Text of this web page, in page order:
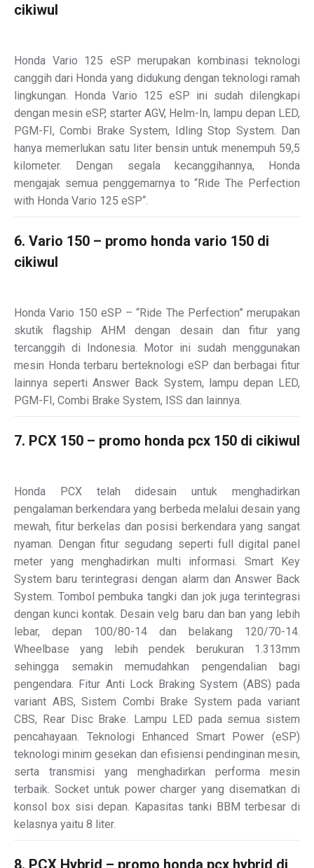
cikiwul
Honda Vario 125 eSP merupakan kombinasi teknologi
canggih dari Honda yang didukung dengan teknologi ramah
lingkungan. Honda Vario 125 eSP ini sudah dilengkapi
dengan mesin eSP, starter AGV, Helm-In, lampu depan LED,
PGM-FI, Combi Brake System, Idling Stop System. Dan
hanya memerlukan satu liter bensin untuk menempuh 59,5
kilometer. Dengan segala kecanggihannya, Honda
mengajak semua penggemarnya to “Ride The Perfection
with Honda Vario 125 eSP“.
6. Vario 150 – promo honda vario 150 di
cikiwul
Honda Vario 150 eSP – “Ride The Perfection” merupakan
skutik flagship AHM dengan desain dan fitur yang
tercanggih di Indonesia. Motor ini sudah menggunakan
mesin Honda terbaru berteknologi eSP dan berbagai fitur
lainnya seperti Answer Back System, lampu depan LED,
PGM-FI, Combi Brake System, ISS dan lainnya.
7. PCX 150 – promo honda pcx 150 di cikiwul
Honda PCX telah didesain untuk menghadirkan
pengalaman berkendara yang berbeda melalui desain yang
mewah, fitur berkelas dan posisi berkendara yang sangat
nyaman. Dengan fitur segudang seperti full digital panel
meter yang menghadirkan multi informasi. Smart Key
System baru terintegrasi dengan alarm dan Answer Back
System. Tombol pembuka tangki dan jok juga terintegrasi
dengan kunci kontak. Desain velg baru dan ban yang lebih
lebar, depan 100/80-14 dan belakang 120/70-14.
Wheelbase yang lebih pendek berukuran 1.313mm
sehingga semakin memudahkan pengendalian bagi
pengendara. Fitur Anti Lock Braking System (ABS) pada
variant ABS, Sistem Combi Brake System pada variant
CBS, Rear Disc Brake. Lampu LED pada semua sistem
pencahayaan. Teknologi Enhanced Smart Power (eSP)
teknologi minim gesekan dan efisiensi pendinginan mesin,
serta transmisi yang menghadirkan performa mesin
terbaik. Socket untuk power charger yang disematkan di
konsol box sisi depan. Kapasitas tanki BBM terbesar di
kelasnya yaitu 8 liter.
8. PCX Hybrid – promo honda pcx hybrid di